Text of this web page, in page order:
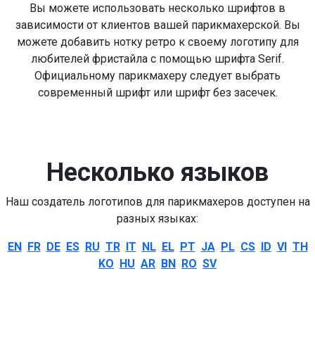
Вы можете использовать несколько шрифтов в
зависимости от клиентов вашей парикмахерской. Вы
можете добавить нотку ретро к своему логотипу для
любителей фристайла с помощью шрифта Serif.
Официальному парикмахеру следует выбрать
современный шрифт или шрифт без засечек.
Несколько языков
Наш создатель логотипов для парикмахеров доступен на
разных языках:
EN FR DE ES RU TR IT NL EL PT JA PL CS ID VI TH
KO HU AR BN RO SV